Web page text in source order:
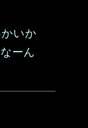
いか
ーん